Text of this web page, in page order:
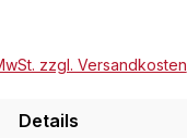
zzgl. Versandkosten
Details